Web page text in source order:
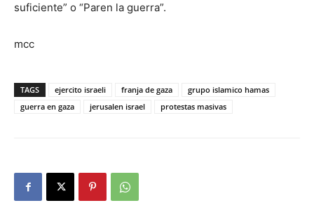
suficiente” o “Paren la guerra”.
mcc
TAGS ejercito israeli franja de gaza
grupo islamico hamas
guerra en gaza
jerusalen israel protestas masivas